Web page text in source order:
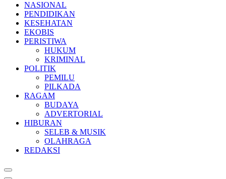
NASIONAL
PENDIDIKAN
KESEHATAN
EKOBIS
PERISTIWA
HUKUM
KRIMINAL
POLITIK
PEMILU
PILKADA
RAGAM
BUDAYA
ADVERTORIAL
HIBURAN
SELEB & MUSIK
OLAHRAGA
REDAKSI